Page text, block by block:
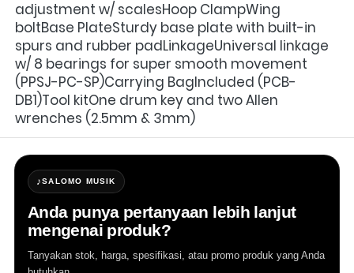
adjustment w/ scalesHoop ClampWing
boltBase PlateSturdy base plate with built-in
spurs and rubber padLinkageUniversal linkage
w/ 8 bearings for super smooth movement
(PPSJ-PC-SP)Carrying BagIncluded (PCB-
DB1)Tool kitOne drum key and two Allen
wrenches (2.5mm & 3mm)
♪SALOMO MUSIK
Anda punya pertanyaan lebih lanjut
mengenai produk?
Tanyakan stok, harga, spesifikasi, atau promo produk yang Anda